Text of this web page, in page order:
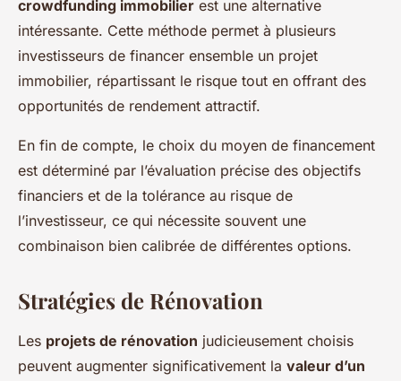
crowdfunding immobilier est une alternative
intéressante. Cette méthode permet à plusieurs
investisseurs de financer ensemble un projet
immobilier, répartissant le risque tout en offrant des
opportunités de rendement attractif.
En fin de compte, le choix du moyen de financement
est déterminé par l’évaluation précise des objectifs
financiers et de la tolérance au risque de
l’investisseur, ce qui nécessite souvent une
combinaison bien calibrée de différentes options.
Stratégies de Rénovation
Les projets de rénovation judicieusement choisis
peuvent augmenter significativement la valeur d’un